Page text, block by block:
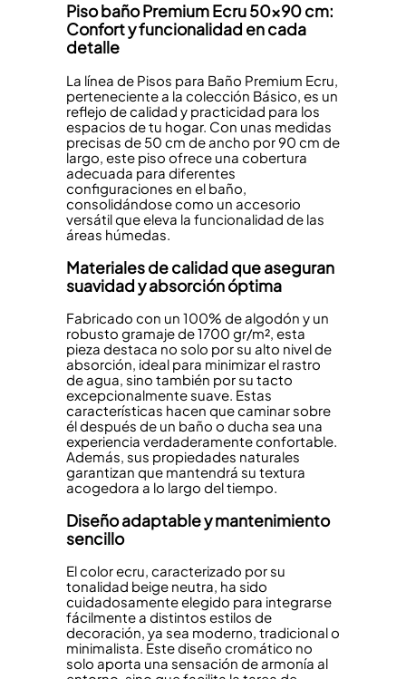
Piso baño Premium Ecru 50x90 cm:
Confort y funcionalidad en cada
detalle
La línea de Pisos para Baño Premium Ecru,
perteneciente a la colección Básico, es un
reflejo de calidad y practicidad para los
espacios de tu hogar. Con unas medidas
precisas de 50 cm de ancho por 90 cm de
largo, este piso ofrece una cobertura
adecuada para diferentes
configuraciones en el baño,
consolidándose como un accesorio
versátil que eleva la funcionalidad de las
áreas húmedas.
Materiales de calidad que aseguran
suavidad y absorción óptima
Fabricado con un 100% de algodón y un
robusto gramaje de 1700 gr/m², esta
pieza destaca no solo por su alto nivel de
absorción, ideal para minimizar el rastro
de agua, sino también por su tacto
excepcionalmente suave. Estas
características hacen que caminar sobre
él después de un baño o ducha sea una
experiencia verdaderamente confortable.
Además, sus propiedades naturales
garantizan que mantendrá su textura
acogedora a lo largo del tiempo.
Diseño adaptable y mantenimiento
sencillo
El color ecru, caracterizado por su
tonalidad beige neutra, ha sido
cuidadosamente elegido para integrarse
fácilmente a distintos estilos de
decoración, ya sea moderno, tradicional o
minimalista. Este diseño cromático no
solo aporta una sensación de armonía al